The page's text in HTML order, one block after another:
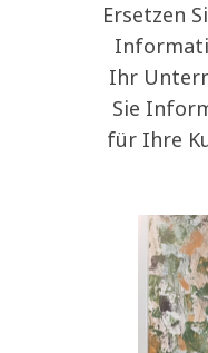
Ersetzen
Ihr
Sie
für Ihre